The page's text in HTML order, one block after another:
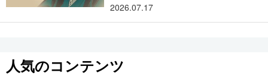
2026.07.17
人気のコンテンツ